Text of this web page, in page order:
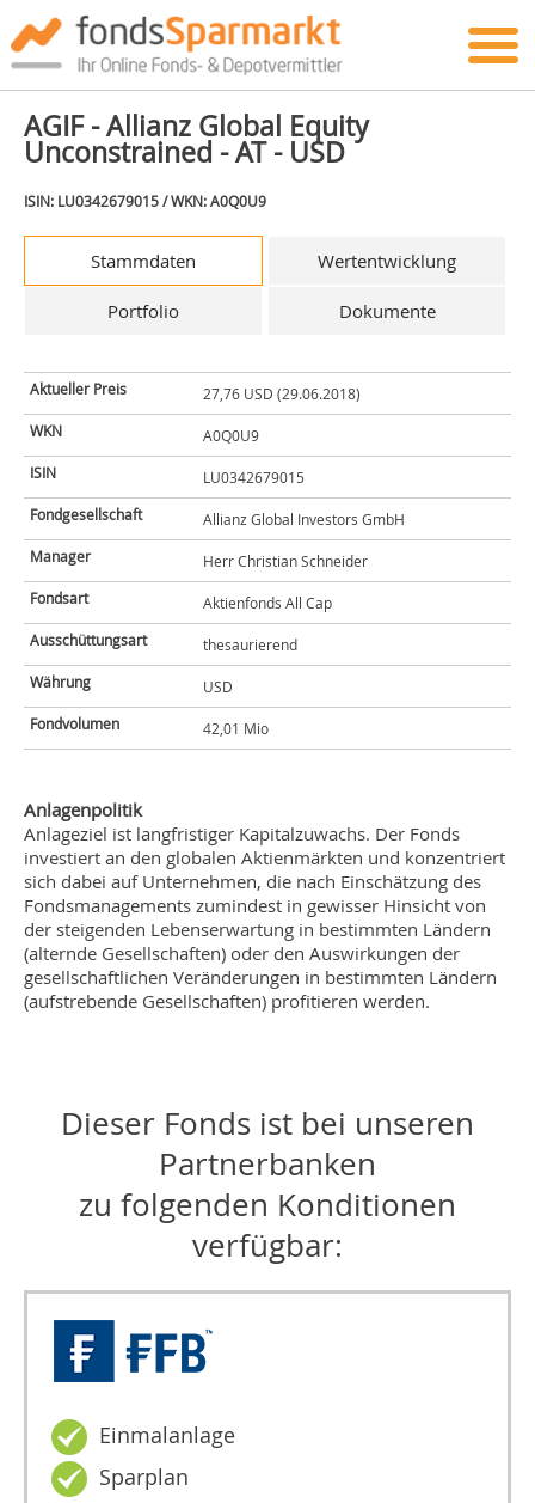
AGIF - Allianz Global Equity
Unconstrained - AT - USD
ISIN: LU0342679015 / WKN: A0Q0U9
Stammdaten Wertentwicklung
Portfolio Dokumente
Aktueller Preis
27,76 USD (29.06.2018)
WKN
A0Q0U9
ISIN
LU0342679015
Fondgesellschaft
Allianz Global Investors GmbH
Manager
Herr Christian Schneider
Fondsart
Aktienfonds All Cap
Ausschüttungsart
thesaurierend
Währung
USD
Fondvolumen
42,01 Mio
Anlagenpolitik
Anlageziel ist langfristiger Kapitalzuwachs. Der Fonds
investiert an den globalen Aktienmärkten und konzentriert
sich dabei auf Unternehmen, die nach Einschätzung des
Fondsmanagements zumindest in gewisser Hinsicht von
der steigenden Lebenserwartung in bestimmten Ländern
(alternde Gesellschaften) oder den Auswirkungen der
gesellschaftlichen Veränderungen in bestimmten Ländern
(aufstrebende Gesellschaften) profitieren werden.
Dieser Fonds ist bei unseren
Partnerbanken
zu folgenden Konditionen
verfügbar:
Einmalanlage
Sparplan